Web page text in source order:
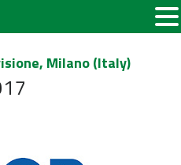
Milano (Italy)